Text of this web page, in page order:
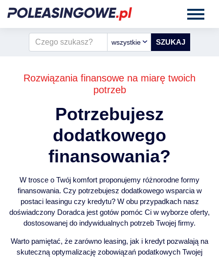
wszystkie
Rozwiązania finansowe na miarę twoich
potrzeb
Potrzebujesz
dodatkowego
finansowania?
W trosce o Twój komfort proponujemy różnorodne formy
finansowania. Czy potrzebujesz dodatkowego wsparcia w
postaci leasingu czy kredytu? W obu przypadkach nasz
doświadczony Doradca jest gotów pomóc Ci w wyborze oferty,
dostosowanej do indywidualnych potrzeb Twojej firmy.
Warto pamiętać, że zarówno leasing, jak i kredyt pozwalają na
skuteczną optymalizację zobowiązań podatkowych Twojej